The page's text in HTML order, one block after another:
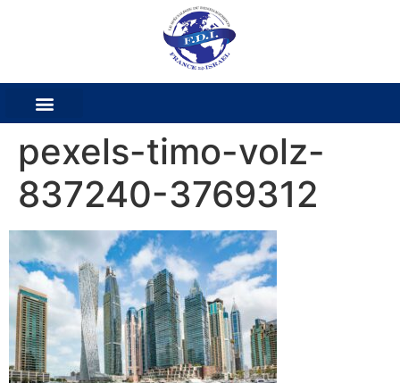
pexels-timo-volz-
837240-3769312